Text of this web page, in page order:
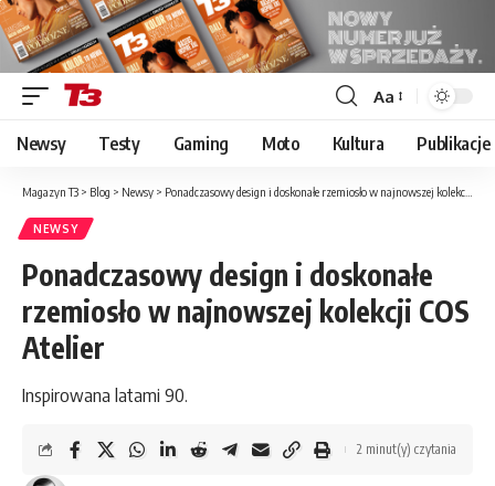
Font
Resizer
Aa
Newsy Testy Gaming Moto Kultura Publikacje
Magazyn T3 > Blog > Newsy > Ponadczasowy design i doskonałe rzemiosło w najnowszej kolekcji COS Atelier
NEWSY
Ponadczasowy design i doskonałe
rzemiosło w najnowszej kolekcji COS
Atelier
Inspirowana latami 90.
2 minut(y) czytania